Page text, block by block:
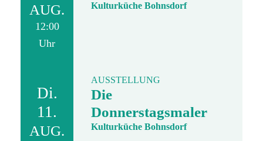
AUG.
12:00
Uhr
Kulturküche Bohnsdorf
Di.
11.
AUG.
AUSSTELLUNG
Die
Donnerstagsmaler
Kulturküche Bohnsdorf